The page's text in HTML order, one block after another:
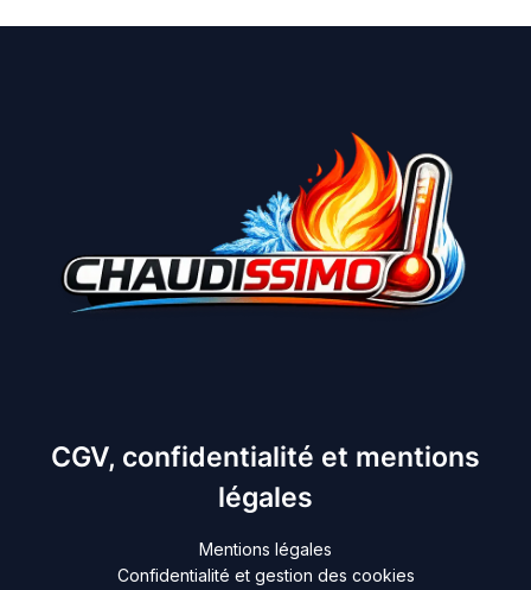
CGV, confidentialité et mentions
légales
Mentions légales
Confidentialité et gestion des cookies